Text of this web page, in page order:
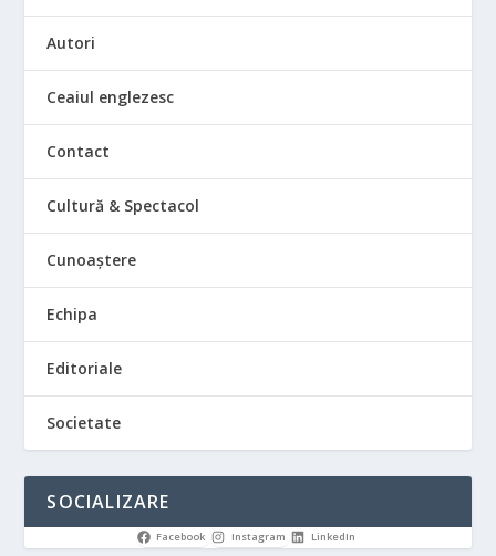
Autori
Ceaiul englezesc
Contact
Cultură & Spectacol
Cunoaștere
Echipa
Editoriale
Societate
SOCIALIZARE
Facebook Instagram LinkedIn